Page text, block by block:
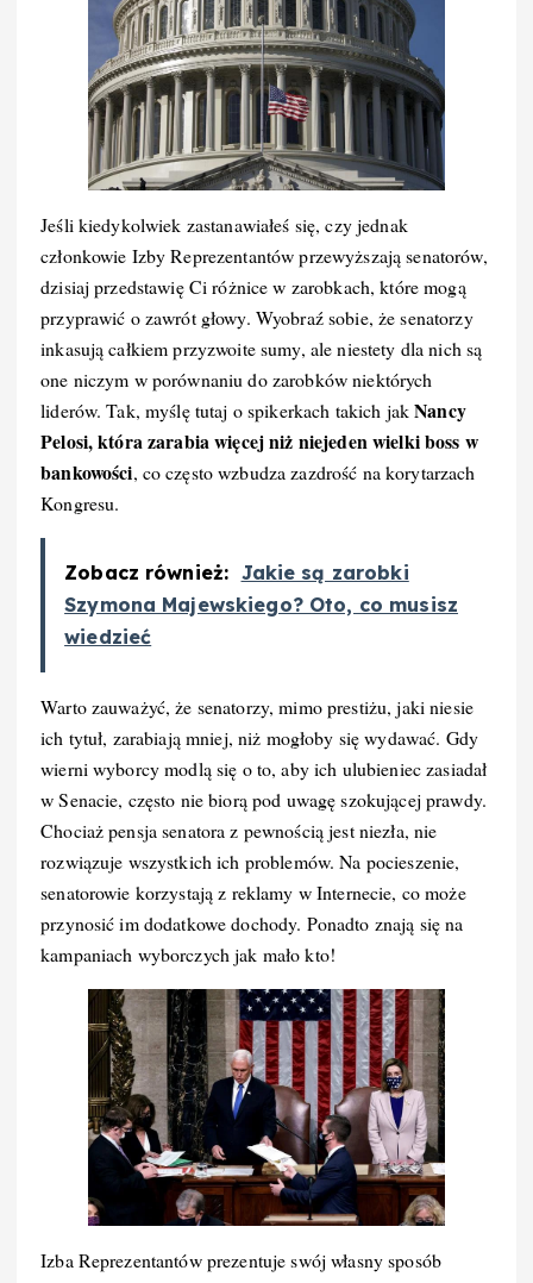
Jeśli kiedykolwiek zastanawiałeś się, czy jednak
członkowie Izby Reprezentantów przewyższają senatorów,
dzisiaj przedstawię Ci różnice w zarobkach, które mogą
przyprawić o zawrót głowy. Wyobraź sobie, że senatorzy
inkasują całkiem przyzwoite sumy, ale niestety dla nich są
one niczym w porównaniu do zarobków niektórych
liderów. Tak, myślę tutaj o spikerkach takich jakNancy
Pelosi, która zarabia więcej niż niejeden wielki boss w
bankowości, co często wzbudza zazdrość na korytarzach
Kongresu.
Zobacz również: Jakie są zarobki
Szymona Majewskiego? Oto, co musisz
wiedzieć
Warto zauważyć, że senatorzy, mimo prestiżu, jaki niesie
ich tytuł, zarabiają mniej, niż mogłoby się wydawać. Gdy
wierni wyborcy modlą się o to, aby ich ulubieniec zasiadał
w Senacie, często nie biorą pod uwagę szokującej prawdy.
Chociaż pensja senatora z pewnością jest niezła, nie
rozwiązuje wszystkich ich problemów. Na pocieszenie,
senatorowie korzystają z reklamy w Internecie, co może
przynosić im dodatkowe dochody. Ponadto znają się na
kampaniach wyborczych jak mało kto!
Izba Reprezentantów prezentuje swój własny sposób